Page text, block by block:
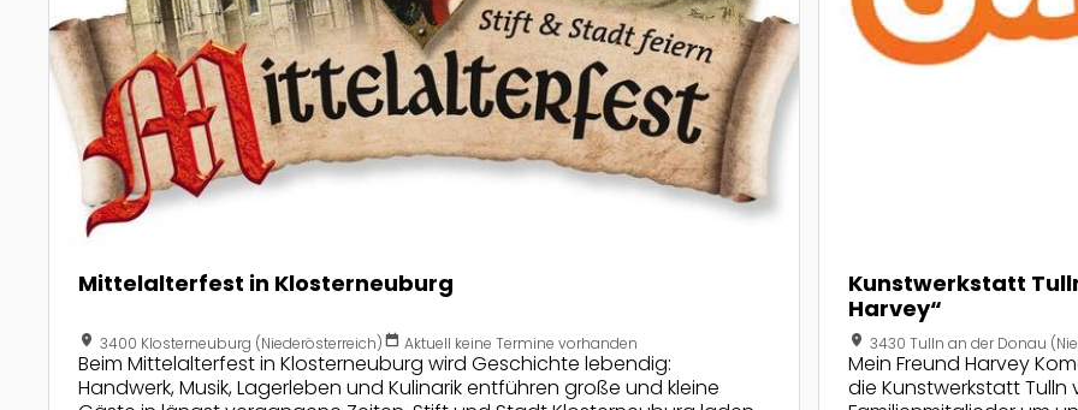
Mittelalterfest in Klosterneuburg
location_on 3400 Klosterneuburg (Niederösterreich)calendar_today Aktuell keine Termine vorhanden
Beim Mittelalterfest in Klosterneuburg wird Geschichte lebendig:
Handwerk, Musik, Lagerleben und Kulinarik entführen große und kleine
Kunstwerkstatt
Harvey“
location_on 3430 Tulln an der Donau
Mein Freund Harvey
die Kunstwerkstatt Tulln